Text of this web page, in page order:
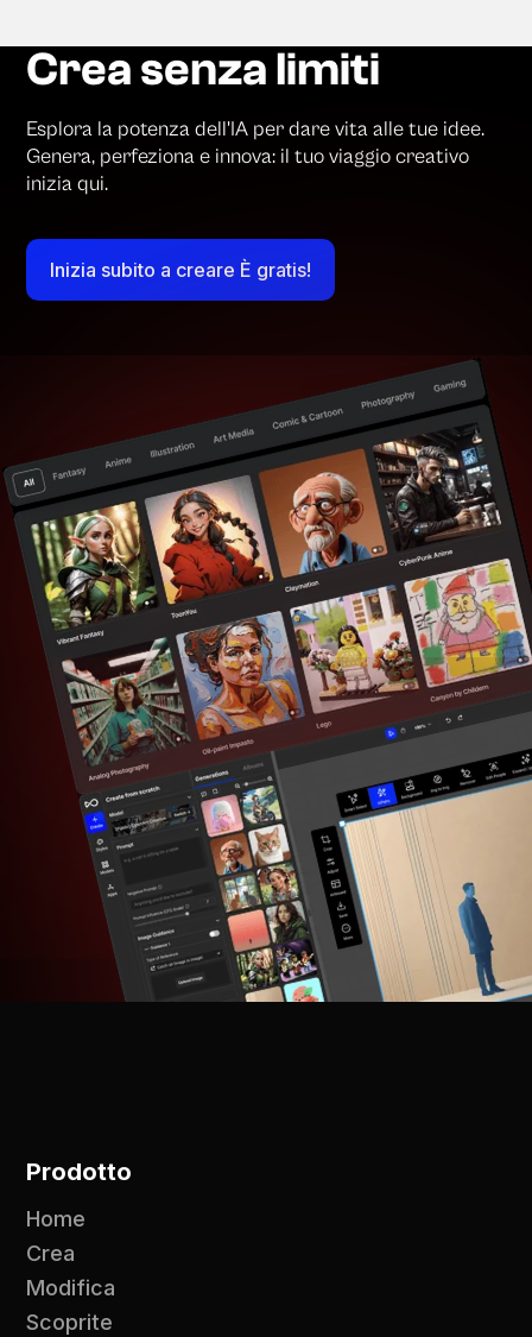
Crea senza limiti
Esplora la potenza dell'IA per dare vita alle tue idee.
Genera, perfeziona e innova: il tuo viaggio creativo
inizia qui.
Inizia subito a creare È gratis!
Prodotto
Home
Crea
Modifica
Scoprite